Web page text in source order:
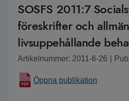
SOSFS 2011:7
föreskrifter och
livsuppehållande
Artikelnummer: 2011-6-26
Öppna publikation